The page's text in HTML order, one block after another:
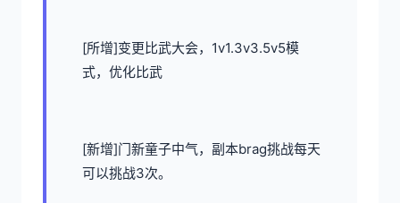
[所增]变更比武大会，1v1.3v3.5v5模
式，优化比武
[新增]门新童子中气，副本brag挑战每天
可以挑战3次。